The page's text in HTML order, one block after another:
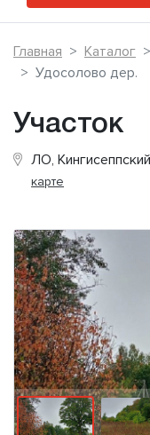
Главная Каталог
Удосолово дер.
Участок
ЛО,
карте